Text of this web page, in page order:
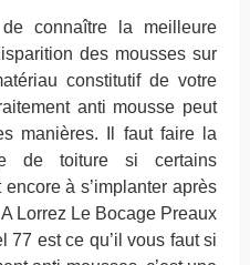
connaître la meilleure
des mousses sur
constitutif de votre
anti mousse peut
manières. Il faut faire la
de toiture si certains
à s’implanter après
Lorrez Le Bocage Preaux
77 est ce qu’il vous faut si